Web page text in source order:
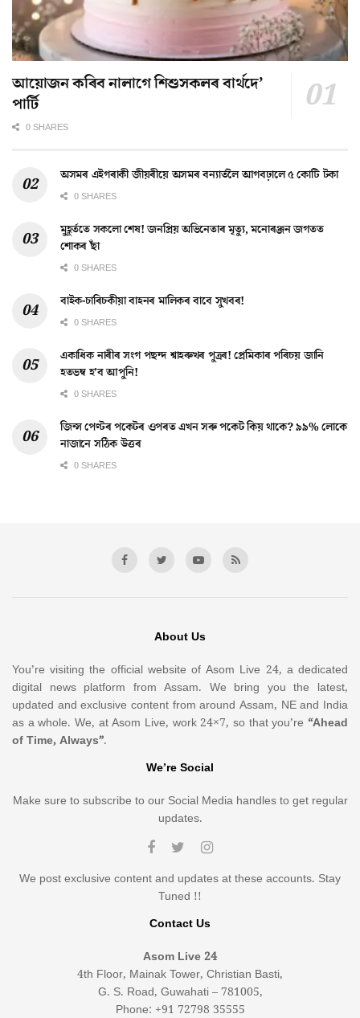
আয়োজন কৰিব নালাগে শিশুসকলৰ বাৰ্থদে’
পাৰ্টি
0 SHARES
অসমৰ এইগৰাকী জীয়ৰীয়ে অসমৰ বন্যাৰ্তলৈ আগবঢ়ালে ৫ কোটি টকা
0 SHARES
মুহূৰ্ততে সকলো শেষ! জনপ্ৰিয় অভিনেতাৰ মৃত্যু, মনোৰঞ্জন জগতত
শোকৰ ছাঁ
0 SHARES
বাইক-চাৰিচকীয়া বাহনৰ মালিকৰ বাবে সুখবৰ!
0 SHARES
একাধিক নাৰীৰ সংগ পছন্দ শ্বাহৰুখৰ পুত্ৰৰ! প্ৰেমিকাৰ পৰিচয় জানি
হতভম্ব হ’ব আপুনি!
0 SHARES
জিন্স পেণ্টৰ পকেটৰ ওপৰত এখন সৰু পকেট কিয় থাকে? ৯৯% লোকে
নাজানে সঠিক উত্তৰ
0 SHARES
About Us
You’re visiting the official website of Asom Live 24, a dedicated
digital news platform from Assam. We bring you the latest,
updated and exclusive content from around Assam, NE and India
as a whole. We, at Asom Live, work 24×7, so that you’re “Ahead
of Time, Always”.
We’re Social
Make sure to subscribe to our Social Media handles to get regular
updates.
We post exclusive content and updates at these accounts. Stay
Tuned !!
Contact Us
Asom Live 24
4th Floor, Mainak Tower, Christian Basti,
G. S. Road, Guwahati – 781005,
Phone: +91 72798 35555